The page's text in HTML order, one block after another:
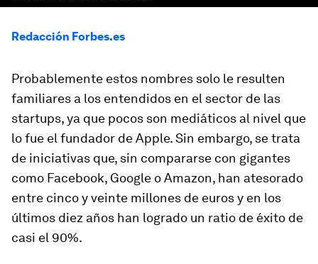
Redacción Forbes.es
Probablemente estos nombres solo le resulten
familiares a los entendidos en el sector de las
startups, ya que pocos son mediáticos al nivel que
lo fue el fundador de Apple. Sin embargo, se trata
de iniciativas que, sin compararse con gigantes
como Facebook, Google o Amazon, han atesorado
entre cinco y veinte millones de euros y en los
últimos diez años han logrado un ratio de éxito de
casi el 90%.